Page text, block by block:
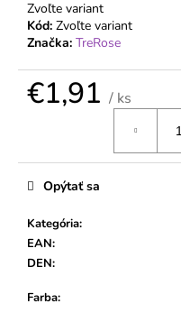
Zvoľte variant
Kód: Zvoľte variant
Značka: TreRose
€1,91 / ks
Kategória:
EAN:
DEN:
Farba:
Opýtať sa
m
DÁMSKE
PANČUCHY
DEN
VYŠŠIE
€1,31